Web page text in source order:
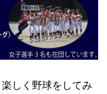
しく野球をしてみ